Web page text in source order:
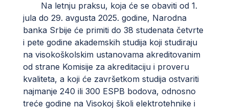
Na letnju praksu, koja će se obaviti od 1.
jula do 29. avgusta 2025. godine, Narodna
banka Srbije će primiti do 38 studenata četvrte
i pete godine akademskih studija koji studiraju
na visokoškolskim ustanovama akreditovanim
od strane Komisije za akreditaciju i proveru
kvaliteta, a koji će završetkom studija ostvariti
najmanje 240 ili 300 ESPB bodova, odnosno
treće godine na Visokoj školi elektrotehnike i